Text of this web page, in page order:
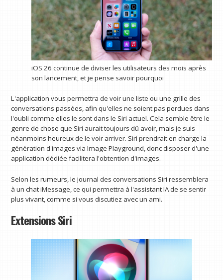
iOS 26 continue de diviser les utilisateurs des mois après
son lancement, et je pense savoir pourquoi
L'application vous permettra de voir une liste ou une grille des
conversations passées, afin qu'elles ne soient pas perdues dans
l'oubli comme elles le sont dans le Siri actuel. Cela semble être le
genre de chose que Siri aurait toujours dû avoir, mais je suis
néanmoins heureux de le voir arriver. Siri prendrait en charge la
génération d'images via Image Playground, donc disposer d'une
application dédiée facilitera l'obtention d'images.
Selon les rumeurs, le journal des conversations Siri ressemblera
à un chat iMessage, ce qui permettra à l'assistant IA de se sentir
plus vivant, comme si vous discutiez avec un ami.
Extensions Siri